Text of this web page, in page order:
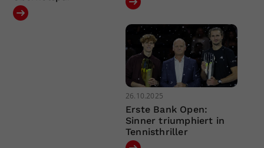
26.10.2025
Erste Bank Open:
Sinner triumphiert in
Tennisthriller